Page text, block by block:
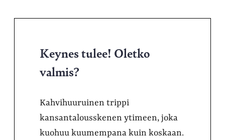
Keynes tulee! Oletko
valmis?
Kahvihuuruinen trippi
kansantalousskenen ytimeen, joka
kuohuu kuumempana kuin koskaan.